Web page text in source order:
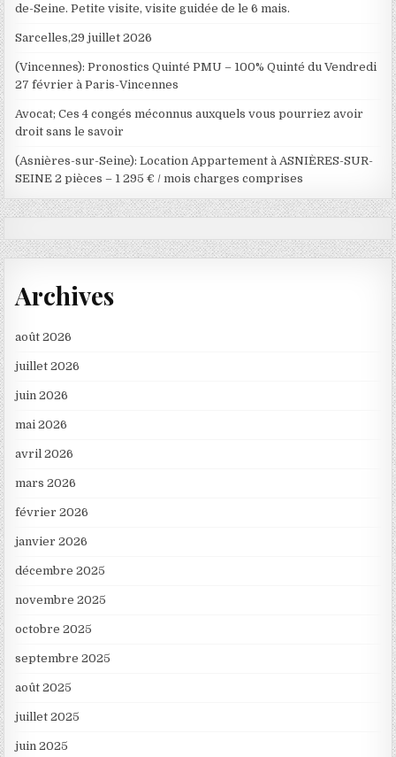
de-Seine. Petite visite, visite guidée de le 6 mais.
Sarcelles,29 juillet 2026
(Vincennes): Pronostics Quinté PMU – 100% Quinté du Vendredi
27 février à Paris-Vincennes
Avocat; Ces 4 congés méconnus auxquels vous pourriez avoir
droit sans le savoir
(Asnières-sur-Seine): Location Appartement à ASNIÈRES-SUR-
SEINE 2 pièces – 1 295 € / mois charges comprises
Archives
août 2026
juillet 2026
juin 2026
mai 2026
avril 2026
mars 2026
février 2026
janvier 2026
décembre 2025
novembre 2025
octobre 2025
septembre 2025
août 2025
juillet 2025
juin 2025